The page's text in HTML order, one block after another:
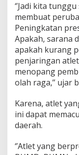
‘’Jadi kita
membuat
Peningkatan
Apakah, sarana
apakah kurang
penjaringan
menopang
olah raga,’’ ujar
Karena, atlet
ini dapat
daerah.
‘’Atlet yang